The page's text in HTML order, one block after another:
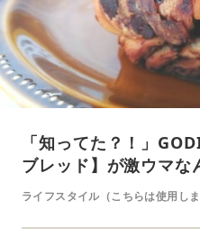
「知ってた？！」
ブレッド】が激ウマな
ライフスタイル（こちらは使用しま